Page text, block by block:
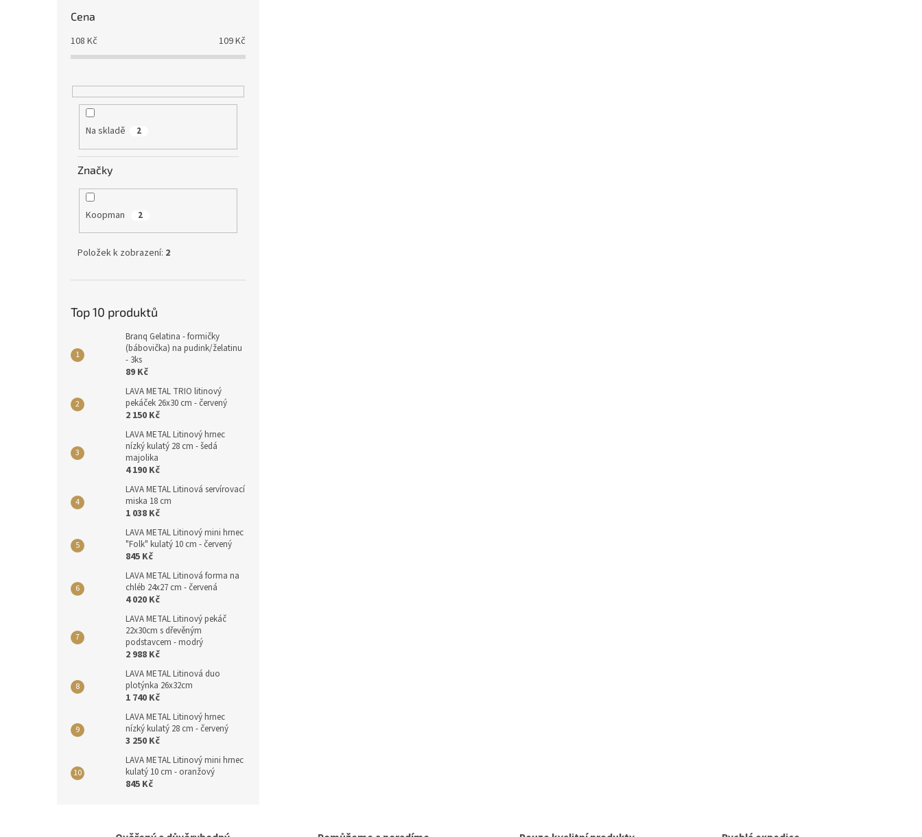
Cena
108 Kč 109Kč
Na skladě 2
Značky
Koopman 2
Položek k zobrazení: 2
Top 10 produktů
Branq Gelatina - formičky
(bábovička) na pudink/želatinu
- 3ks
89 Kč
LAVA METAL TRIO litinový
pekáček 26x30 cm - červený
2 150 Kč
LAVA METAL Litinový hrnec
nízký kulatý 28 cm - šedá
majolika
4 190 Kč
LAVA METAL Litinová servírovací
miska 18 cm
1 038 Kč
LAVA METAL Litinový mini hrnec
"Folk" kulatý 10 cm - červený
845 Kč
LAVA METAL Litinová forma na
chléb 24x27 cm - červená
4 020 Kč
LAVA METAL Litinový pekáč
22x30cm s dřevěným
podstavcem - modrý
2 988 Kč
LAVA METAL Litinová duo
plotýnka 26x32cm
1 740 Kč
LAVA METAL Litinový hrnec
nízký kulatý 28 cm - červený
3 250 Kč
LAVA METAL Litinový mini hrnec
kulatý 10 cm - oranžový
845 Kč